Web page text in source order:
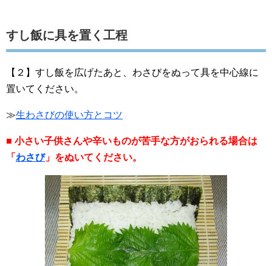
すし飯に具を置く工程
【２】すし飯を広げたあと、わさびをぬって具を中心線に
置いてください。
≫生わさびの使い方とコツ
■ 小さい子供さんや辛いものが苦手な方がおられる場合は
「 わさび」をぬいてください。